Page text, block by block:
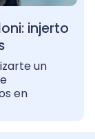
injerto
un
en